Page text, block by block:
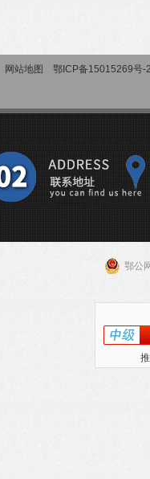
网站地图 鄂ICP备15015269号-
鄂公